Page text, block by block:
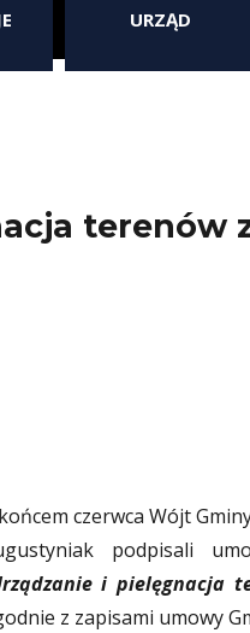
URZĄD
terenów
czerwca Wójt
podpisali
i pielęgnacja
z zapisami umowy